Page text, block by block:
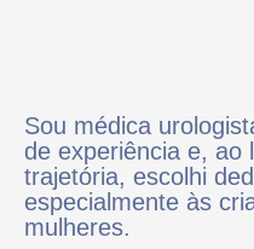
Hospital Regional
Residência
Universitário
(UFBA)
Especialização em